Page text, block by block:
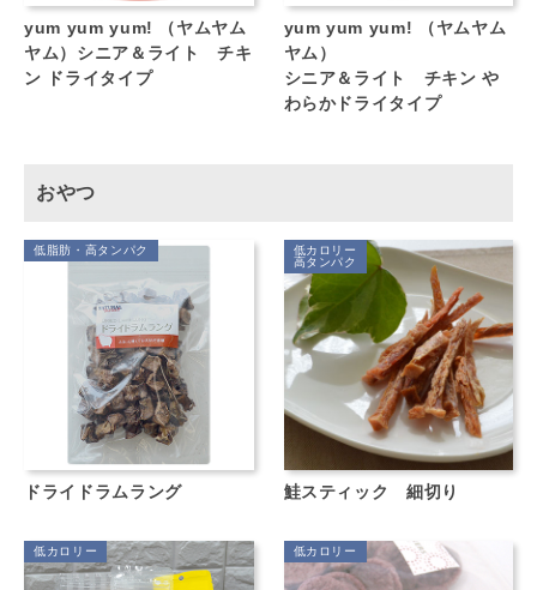
yum yum yum! （ヤムヤム
ヤム）シニア＆ライト チキ
ン ドライタイプ
yum yum yum! （ヤムヤム
ヤム）
シニア＆ライト チキン や
わらかドライタイプ
おやつ
低脂肪・高タンパク
ドライドラムラング
低カロリー
高タンパク
鮭スティック 細切り
低カロリー 低カロリー